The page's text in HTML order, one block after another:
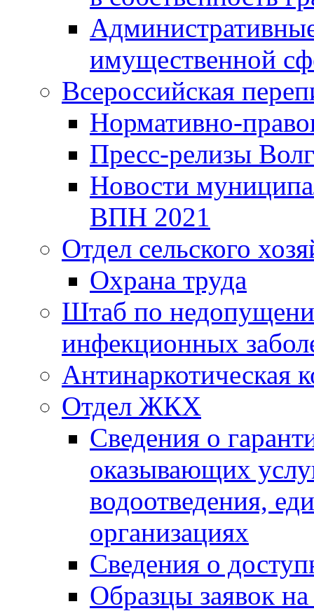
имущественной
Всероссийская
Нормативно-
Пресс-релизы
Новости
ВПН 2021
Отдел сельского
Охрана труда
Штаб по
инфекционных
Антинаркотическая
Отдел ЖКХ
Сведения о
оказывающих
водоотведения,
организациях
Сведения о
Образцы заявок